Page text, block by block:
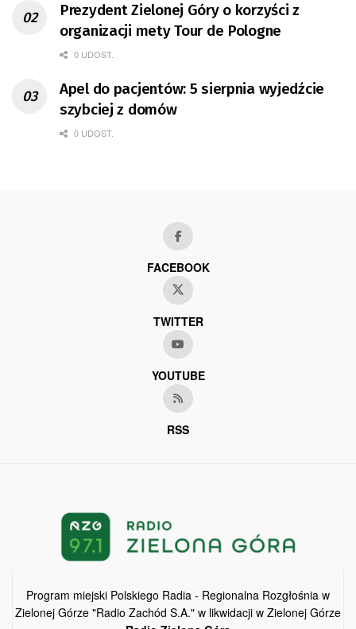
Prezydent Zielonej Góry o korzyści z
organizacji mety Tour de Pologne
0 UDOST.
Apel do pacjentów: 5 sierpnia wyjedźcie
szybciej z domów
0 UDOST.
FACEBOOK
TWITTER
YOUTUBE
RSS
Program miejski Polskiego Radia - Regionalna Rozgłośnia w
Zielonej Górze "Radio Zachód S.A." w likwidacji w Zielonej Górze